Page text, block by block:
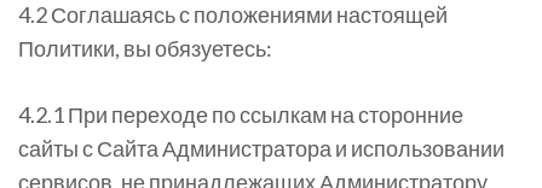
4.2 Соглашаясь с положениями настоящей
Политики, вы обязуетесь:
4.2.1 При переходе по ссылкам на сторонние
сайты с Сайта Администратора и использовании
сервисов, не принадлежащих Администратору,